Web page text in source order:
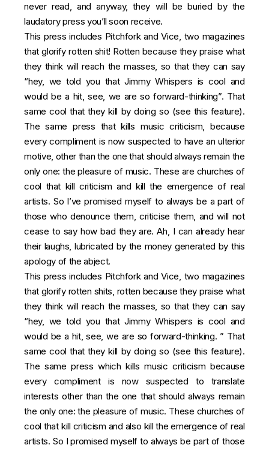
never read, and anyway, they will be buried by the
laudatory press you’ll soon receive.
This press includes Pitchfork and Vice, two magazines
that glorify rotten shit! Rotten because they praise what
they think will reach the masses, so that they can say
“hey, we told you that Jimmy Whispers is cool and
would be a hit, see, we are so forward-thinking”. That
same cool that they kill by doing so (see this feature).
The same press that kills music criticism, because
every compliment is now suspected to have an ulterior
motive, other than the one that should always remain the
only one: the pleasure of music. These are churches of
cool that kill criticism and kill the emergence of real
artists. So I’ve promised myself to always be a part of
those who denounce them, criticise them, and will not
cease to say how bad they are. Ah, I can already hear
their laughs, lubricated by the money generated by this
apology of the abject.
This press includes Pitchfork and Vice, two magazines
that glorify rotten shits, rotten because they praise what
they think will reach the masses, so that they can say
“hey, we told you that Jimmy Whispers is cool and
would be a hit, see, we are so forward-thinking. ” That
same cool that they kill by doing so (see this feature).
The same press which kills music criticism because
every compliment is now suspected to translate
interests other than the one that should always remain
the only one: the pleasure of music. These churches of
cool that kill criticism and also kill the emergence of real
artists. So I promised myself to always be part of those